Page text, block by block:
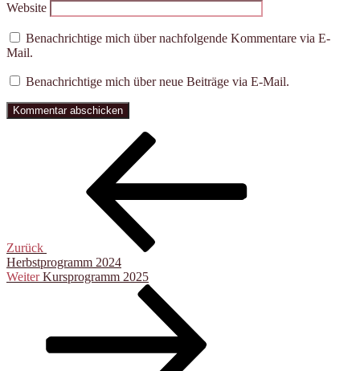
Website
Benachrichtige mich über nachfolgende Kommentare via E-
Mail.
Benachrichtige mich über neue Beiträge via E-Mail.
Beitragsnavigation
Zurück
Herbstprogramm 2024
Nächster
Weiter Kursprogramm 2025